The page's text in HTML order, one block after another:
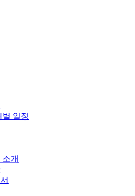
별 일정
개